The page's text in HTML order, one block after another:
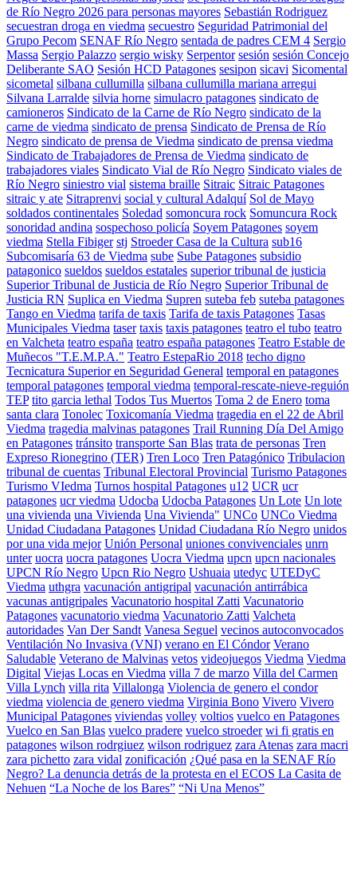
de Río Negro 2026 para personas mayores Sebastián Rodriguez
secuestran droga en viedma secuestro Seguridad Patrimonial del
Grupo Pecom SENAF Río Negro sentada de padres CEM 4 Sergio
Massa Sergio Palazzo sergio wisky Serpentor sesión sesión Concejo
Deliberante SAO Sesión HCD Patagones sesipon sicavi Sicomental
sicometal silbana cullumilla silbana cullumilla mariana arregui
Silvana Larralde silvia horne simulacro patagones sindicato de
camioneros Sindicato de la Carne de Río Negro sindicato de la
carne de viedma sindicato de prensa Sindicato de Prensa de Río
Negro sindicato de prensa de Viedma sindicato de prensa viedma
Sindicato de Trabajadores de Prensa de Viedma sindicato de
trabajadores viales Sindicato Vial de Río Negro Sindicato viales de
Río Negro siniestro vial sistema braille Sitraic Sitraic Patagones
sitraic y ate Sitraprenvi social y cultural Adalquí Sol de Mayo
soldados continentales Soledad somoncura rock Somuncura Rock
sonoridad andina sospechoso policía Soyem Patagones soyem
viedma Stella Fibiger stj Stroeder Casa de la Cultura sub16
Subcomisaría 63 de Viedma sube Sube Patagones subsidio
patagonico sueldos sueldos estatales superior tribunal de justicia
Superior Tribunal de Justicia de Río Negro Superior Tribunal de
Justicia RN Suplica en Viedma Supren suteba feb suteba patagones
Tango en Viedma tarifa de taxis Tarifa de taxis Patagones Tasas
Municipales Viedma taser taxis taxis patagones teatro el tubo teatro
en Valcheta teatro españa teatro españa patagones Teatro Estable de
Muñecos "T.E.M.P.A." Teatro EstepaRio 2018 techo digno
Tecnicatura Superior en Seguridad General temporal en patagones
temporal patagones temporal viedma temporal-rescate-nieve-reguión
TEP tito garcia lethal Todos Tus Muertos Toma 2 de Enero toma
santa clara Tonolec Toxicomanía Viedma tragedia en el 22 de Abril
Viedma tragedia malvinas patagones Trail Running Día Del Amigo
en Patagones tránsito transporte San Blas trata de personas Tren
Expreso Rionegrino (TER) Tren Loco Tren Patagónico Tribulacion
tribunal de cuentas Tribunal Electoral Provincial Turismo Patagones
Turismo VIedma Turnos hospital Patagones u12 UCR ucr
patagones ucr viedma Udocba Udocba Patagones Un Lote Un lote
una vivienda una Vivienda Una Vivienda" UNCo UNCo Viedma
Unidad Ciudadana Patagones Unidad Ciudadana Río Negro unidos
por una vida mejor Unión Personal uniones convivenciales unrn
unter uocra uocra patagones Uocra Viedma upcn upcn nacionales
UPCN Río Negro Upcn Rio Negro Ushuaia utedyc UTEDyC
Viedma uthgra vacunación antigripal vacunación antirrábica
vacunas antigripales Vacunatorio hospital Zatti Vacunatorio
Patagones vacunatorio viedma Vacunatorio Zatti Valcheta
autoridades Van Der Sandt Vanesa Seguel vecinos autoconvocados
Ventilación No Invasiva (VNI) verano en El Cóndor Verano
Saludable Veterano de Malvinas vetos videojuegos Viedma Viedma
Digital Viejas Locas en Viedma villa 7 de marzo Villa del Carmen
Villa Lynch villa rita Villalonga Violencia de genero el condor
viedma violencia de genero viedma Virginia Bono Vivero Vivero
Municipal Patagones viviendas volley voltios vuelco en Patagones
Vuelco en San Blas vuelco pradere vuelco stroeder wi fi gratis en
patagones wilson rodrgiuez wilson rodriguez zara Atenas zara macri
zara pichetto zara vidal zonificación ¿Qué pasa en la SENAF Río
Negro? La denuncia detrás de la protesta en el ECOS La Casita de
Nehuen “La Noche de los Bares” “Ni Una Menos”